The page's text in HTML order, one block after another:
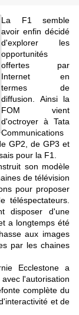
La F1 semble
avoir enfin décidé
d'explorer les
opportunités
offertes par
Internet en
termes de
diffusion. Ainsi la
FOM vient
d'octroyer à Tata
Communications
GP2, de GP3 et
pour la F1.
son modèle
de télévision
pour proposer
téléspectateurs.
disposer d'une
a longtemps été
aux images
par les chaines
Ecclestone a
l'autorisation
complète du
et de